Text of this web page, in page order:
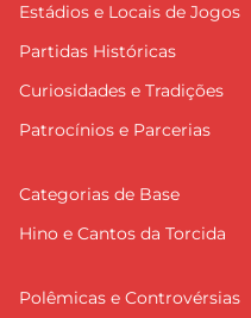
Estádios e Locais de Jogos
Partidas Históricas
Curiosidades e Tradições
Patrocínios e Parcerias
Categorias de Base
Hino e Cantos da Torcida
Polêmicas e Controvérsias